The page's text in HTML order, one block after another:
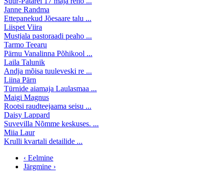
Janne Randma
Ettepanekud Jõesaare talu ...
Liispet Viira
Mustjala pastoraadi peaho ...
Tarmo Teearu
Pärnu Vanalinna Põhikool ...
Laila Talunik
Andja mõisa tuuleveski re ...
Liina Pärn
Türnide aiamaja Laulasmaa ...
Maigi Magnus
Rootsi raudteejaama seisu ...
Daisy Lappard
Suvevilla Nõmme keskuses. ...
Miia Laur
Krulli kvartali detailide ...
‹ Eelmine
Järgmine ›